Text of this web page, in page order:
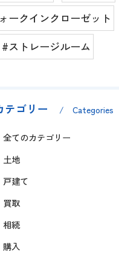
ークインクローゼット
#ストレージルーム
テゴリー Categories
全てのカテゴリー
土地
戸建て
買取
相続
購入